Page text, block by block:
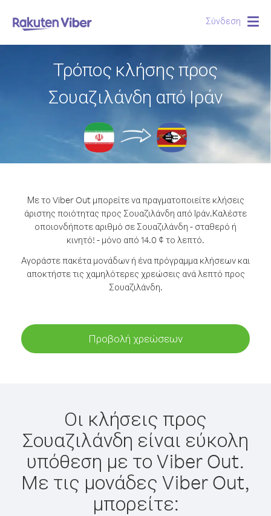
Σύνδεση
Τρόπος κλήσης προς
Σουαζιλάνδη από Ιράν
Με το Viber Out μπορείτε να πραγματοποιείτε κλήσεις
άριστης ποιότητας προς Σουαζιλάνδη από Ιράν.Καλέστε
οποιονδήποτε αριθμό σε Σουαζιλάνδη - σταθερό ή
κινητό! - μόνο από 14.0 ¢ το λεπτό.
Αγοράστε πακέτα μονάδων ή ένα πρόγραμμα κλήσεων και
αποκτήστε τις χαμηλότερες χρεώσεις ανά λεπτό προς
Σουαζιλάνδη.
Προβολή χρεώσεων
Οι κλήσεις προς
Σουαζιλάνδη είναι εύκολη
υπόθεση με το Viber Out.
Με τις μονάδες Viber Out,
μπορείτε: